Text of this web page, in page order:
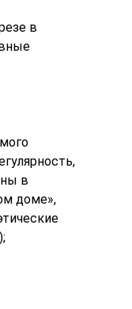
в
в
доме»,